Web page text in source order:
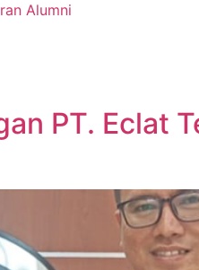
Alumni
PT. Eclat